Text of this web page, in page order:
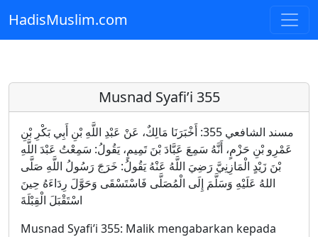
Skip to main content
HadisMuslim.com
Musnad Syafi’i 355
مسند الشافعي 355: أَخْبَرَنَا مَالِكٌ، عَنْ عَبْدِ اللَّهِ بْنِ أَبِي بَكْرِ بْنِ
عَمْرِو بْنِ حَزْمٍ، أَنَّهُ سَمِعَ عَبَّادَ بْنَ تَمِيمٍ، يَقُولُ: سَمِعْتُ عَبْدَ اللَّهِ
بْنَ زَيْدٍ الْمَازِنِيَّ رَضِيَ اللَّهُ عَنْهُ يَقُولُ: خَرَجَ رَسُولُ اللَّهِ صَلَّى
اللهُ عَلَيْهِ وَسَلَّمَ إِلَى الْمُصَلَّى فَاسْتَسْقَى وَحَوَّلَ رِدَاءَهُ حِينَ
اسْتَقْبَلَ الْقِبْلَةَ
Musnad Syafi’i 355: Malik mengabarkan kepada